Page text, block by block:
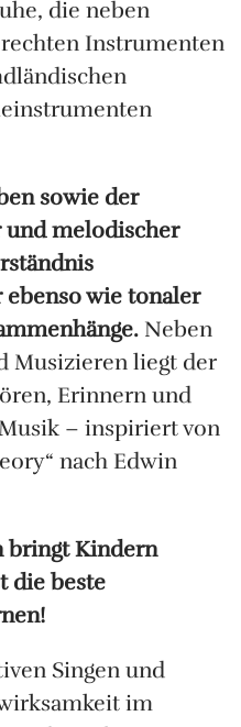
die neben
Instrumenten
sowie der
melodischer
wie tonaler
Neben
Musizieren liegt der
Erinnern und
– inspiriert von
nach Edwin
bringt Kindern
die beste
Singen und
im